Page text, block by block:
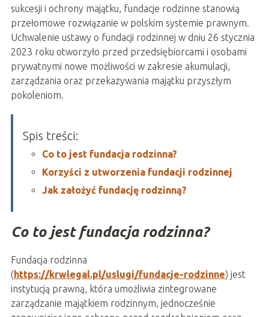
sukcesji i ochrony majątku, fundacje rodzinne stanowią
przełomowe rozwiązanie w polskim systemie prawnym.
Uchwalenie ustawy o fundacji rodzinnej w dniu 26 stycznia
2023 roku otworzyło przed przedsiębiorcami i osobami
prywatnymi nowe możliwości w zakresie akumulacji,
zarządzania oraz przekazywania majątku przyszłym
pokoleniom.
Spis treści:
Co to jest fundacja rodzinna?
Korzyści z utworzenia fundacji rodzinnej
Jak założyć fundację rodzinną?
Co to jest fundacja rodzinna?
Fundacja rodzinna
(https://krwlegal.pl/uslugi/fundacje-rodzinne) jest
instytucją prawną, która umożliwia zintegrowane
zarządzanie majątkiem rodzinnym, jednocześnie